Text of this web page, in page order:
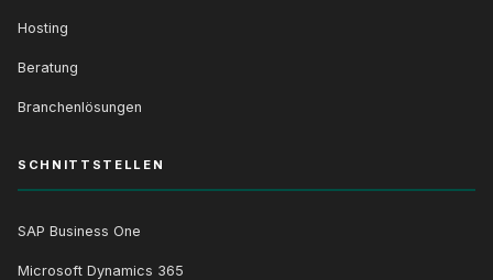
Hosting
Beratung
Branchenlösungen
SCHNITTSTELLEN
SAP Business One
Microsoft Dynamics 365